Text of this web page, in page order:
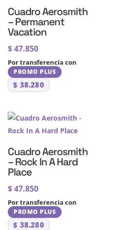
Cuadro Aerosmith
– Permanent
Vacation
$47.850
Por transferencia con
PROMO PLUS
$ 38.280
Cuadro Aerosmith
– Rock In A Hard
Place
$47.850
Por transferencia con
PROMO PLUS
$ 38.280